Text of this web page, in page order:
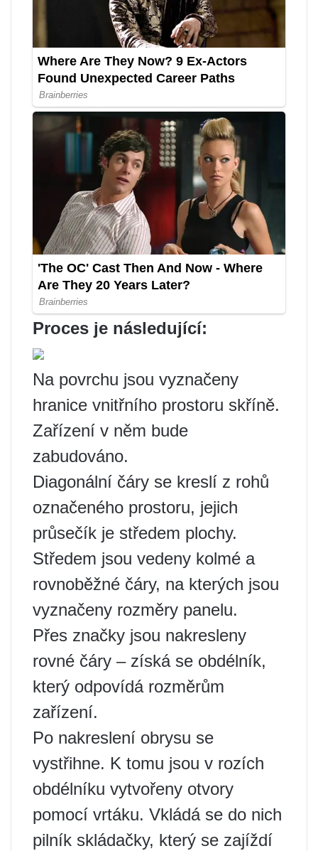
Proces je následující:
Na povrchu jsou vyznačeny
hranice vnitřního prostoru skříně.
Zařízení v něm bude
zabudováno.
Diagonální čáry se kreslí z rohů
označeného prostoru, jejich
průsečík je středem plochy.
Středem jsou vedeny kolmé a
rovnoběžné čáry, na kterých jsou
vyznačeny rozměry panelu.
Přes značky jsou nakresleny
rovné čáry – získá se obdélník,
který odpovídá rozměrům
zařízení.
Po nakreslení obrysu se
vystřihne. K tomu jsou v rozích
obdélníku vytvořeny otvory
pomocí vrtáku. Vkládá se do nich
pilník skládačky, který se zajíždí